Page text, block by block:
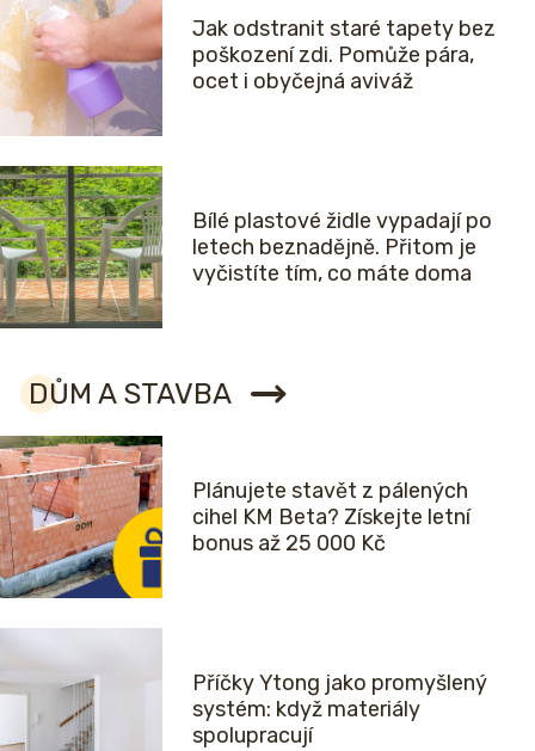
Jak odstranit staré tapety bez
poškození zdi. Pomůže pára,
ocet i obyčejná aviváž
Bílé plastové židle vypadají po
letech beznadějně. Přitom je
vyčistíte tím, co máte doma
DŮM A STAVBA
Plánujete stavět z pálených
cihel KM Beta? Získejte letní
bonus až 25 000 Kč
Příčky Ytong jako promyšlený
systém: když materiály
spolupracují